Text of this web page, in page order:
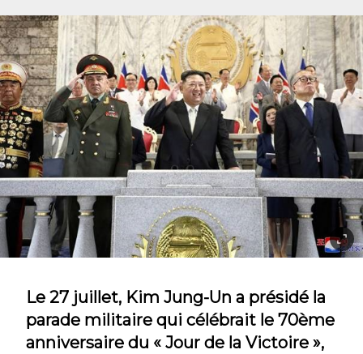
Le 27 juillet, Kim Jung-Un a présidé la
parade militaire qui célébrait le 70ème
anniversaire du « Jour de la Victoire »,